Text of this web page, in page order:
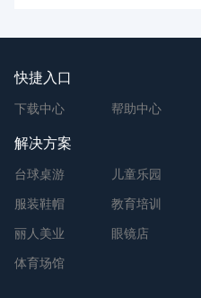
快捷入口
下载中心 帮助中心
解决方案
台球桌游 儿童乐园
服装鞋帽
教育培训
丽人美业
眼镜店
体育场馆